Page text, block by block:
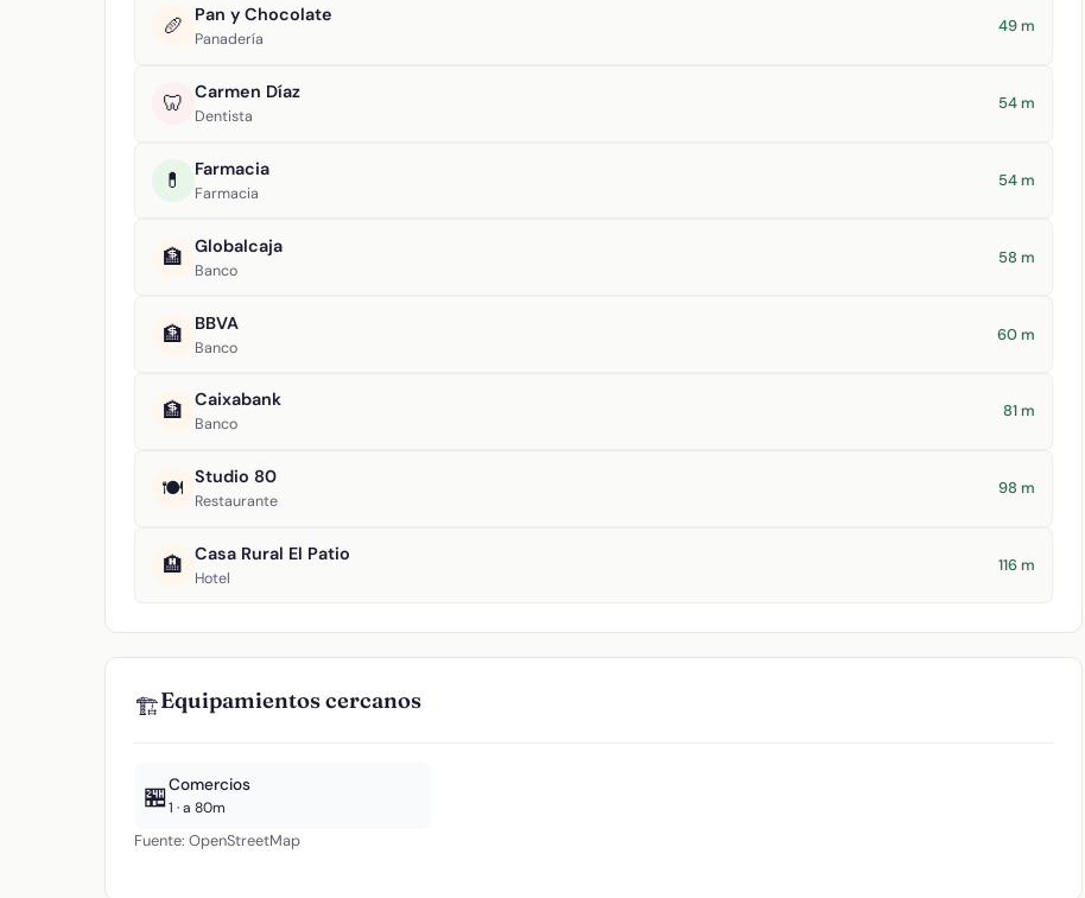
🥖 Pan y Chocolate
Panadería
49 m
🦷 Carmen Díaz
Dentista
54 m
💊 Farmacia
Farmacia
54 m
🏦 Globalcaja
Banco
58 m
🏦 BBVA
Banco
60 m
🏦 Caixabank
Banco
81 m
🍽️ Studio 80
Restaurante
98 m
🏨 Casa Rural El Patio
Hotel
116 m
🏗️Equipamientos cercanos
🏪Comercios
1 · a 80m
Fuente: OpenStreetMap